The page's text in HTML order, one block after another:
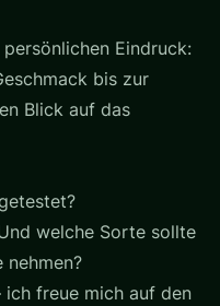
Eindruck:
bis zur
Blick auf das
welche Sorte sollte
nehmen?
ich freue mich auf den